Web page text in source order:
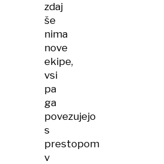
zdaj
še
nima
nove
ekipe,
vsi
pa
ga
povezujejo
s
prestopom
v